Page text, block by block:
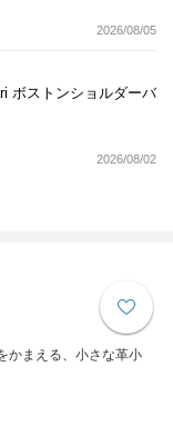
2026/08/05
ボストンショルダーバ
2026/08/02
かまえる、小さな革小